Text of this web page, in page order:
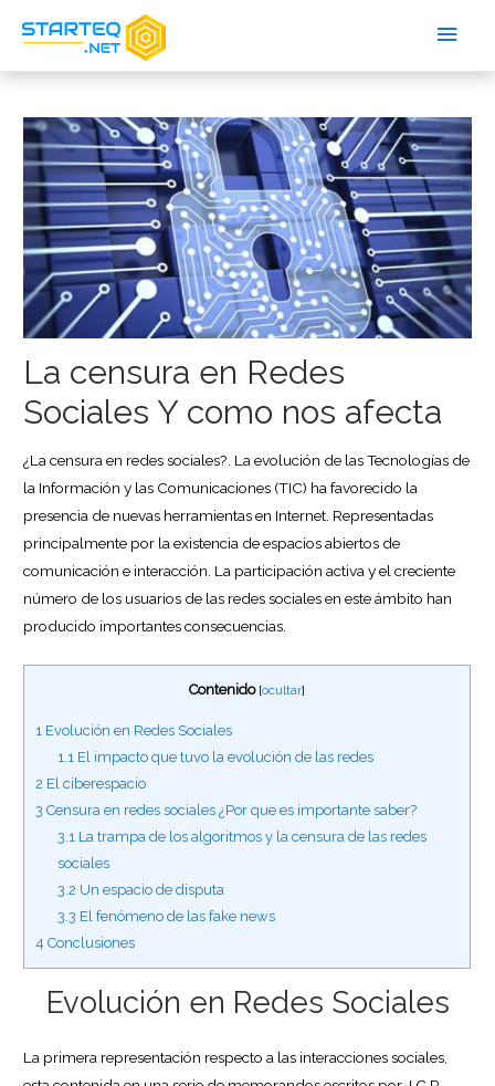
La censura en Redes
Sociales Y como nos afecta
¿La censura en redes sociales?. La evolución de las Tecnologías de
la Información y las Comunicaciones (TIC) ha favorecido la
presencia de nuevas herramientas en Internet. Representadas
principalmente por la existencia de espacios abiertos de
comunicación e interacción. La participación activa y el creciente
número de los usuarios de las redes sociales en este ámbito han
producido importantes consecuencias.
Contenido [ocultar]
1 Evolución en Redes Sociales
1.1El impacto que tuvo la evolución de las redes
2 El ciberespacio
3 Censura en redes sociales ¿Por que es importante saber?
3.1La trampa de los algoritmos y la censura de las redes
sociales
3.2 Un espacio de disputa
3.3 El fenómeno de las fake news
4 Conclusiones
Evolución en Redes Sociales
La primera representación respecto a las interacciones sociales,